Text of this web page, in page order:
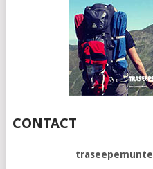
CONTACT
traseepemunte